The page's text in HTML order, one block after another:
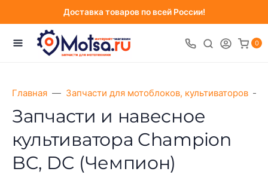
Доставка товаров по всей России!
0
Главная Запчасти для мотоблоков, культиваторов
Запчасти и навесное
культиватора Champion
BC, DC (Чемпион)